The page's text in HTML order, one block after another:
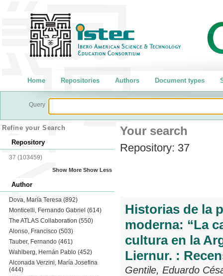
Home Repositories Authors Document types
Query
Refine your Search
Repository
37 (103459)
Show More Show Less
Author
Dova, María Teresa (892)
Monticelli, Fernando Gabriel (614)
The ATLAS Collaboration (550)
Alonso, Francisco (503)
Tauber, Fernando (461)
Wahlberg, Hernán Pablo (452)
Alconada Verzini, María Josefina
(444)
Your search
Repository: 37
Historias de la
moderna: “La
cultura en la
Liernur. :
Gentile, Eduardo